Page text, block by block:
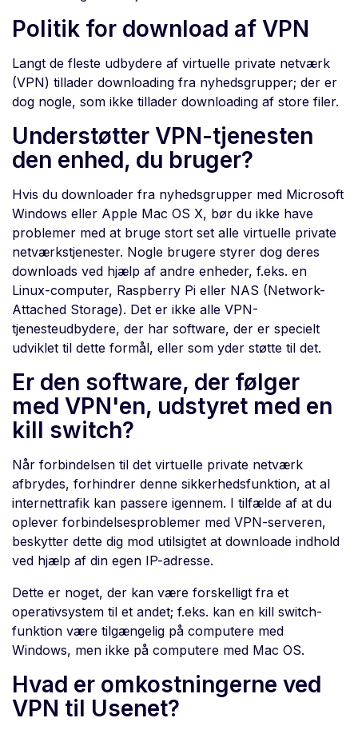
Politik for download af VPN
Langt de fleste udbydere af virtuelle private netværk
(VPN) tillader downloading fra nyhedsgrupper; der er
dog nogle, som ikke tillader downloading af store filer.
Understøtter VPN-tjenesten
den enhed, du bruger?
Hvis du downloader fra nyhedsgrupper med Microsoft
Windows eller Apple Mac OS X, bør du ikke have
problemer med at bruge stort set alle virtuelle private
netværkstjenester. Nogle brugere styrer dog deres
downloads ved hjælp af andre enheder, f.eks. en
Linux-computer, Raspberry Pi eller NAS (Network-
Attached Storage). Det er ikke alle VPN-
tjenesteudbydere, der har software, der er specielt
udviklet til dette formål, eller som yder støtte til det.
Er den software, der følger
med VPN'en, udstyret med en
kill switch?
Når forbindelsen til det virtuelle private netværk
afbrydes, forhindrer denne sikkerhedsfunktion, at al
internettrafik kan passere igennem. I tilfælde af at du
oplever forbindelsesproblemer med VPN-serveren,
beskytter dette dig mod utilsigtet at downloade indhold
ved hjælp af din egen IP-adresse.
Dette er noget, der kan være forskelligt fra et
operativsystem til et andet; f.eks. kan en kill switch-
funktion være tilgængelig på computere med
Windows, men ikke på computere med Mac OS.
Hvad er omkostningerne ved
VPN til Usenet?